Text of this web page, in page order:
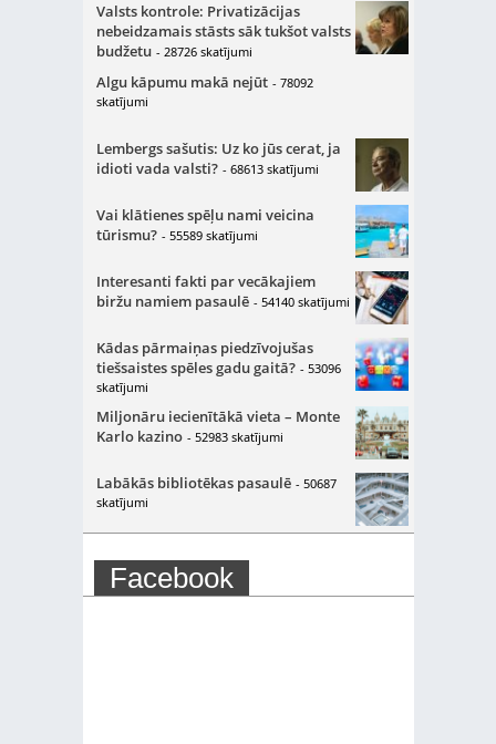
Valsts kontrole: Privatizācijas
nebeidzamais stāsts sāk tukšot valsts
budžetu - 28726 skatījumi
Algu kāpumu makā nejūt - 78092
skatījumi
Lembergs sašutis: Uz ko jūs cerat, ja
idioti vada valsti? - 68613 skatījumi
Vai klātienes spēļu nami veicina
tūrismu? - 55589 skatījumi
Interesanti fakti par vecākajiem
biržu namiem pasaulē - 54140 skatījumi
Kādas pārmaiņas piedzīvojušas
tiešsaistes spēles gadu gaitā? - 53096
skatījumi
Miljonāru iecienītākā vieta – Monte
Karlo kazino - 52983 skatījumi
Labākās bibliotēkas pasaulē - 50687
skatījumi
Facebook